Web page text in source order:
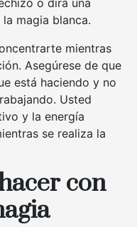
magia blanca.
mientras
Asegúrese de que
está haciendo y no
Usted
y la energía
se realiza la
con